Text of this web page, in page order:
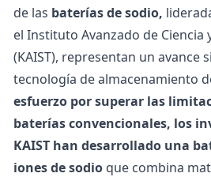
de las baterías de sodio,
el Instituto Avanzado de Ciencia
(KAIST), representan un avance
tecnología de almacenamiento
esfuerzo por superar las
baterías convencionales, los
KAIST han desarrollado una
iones de sodio que combina